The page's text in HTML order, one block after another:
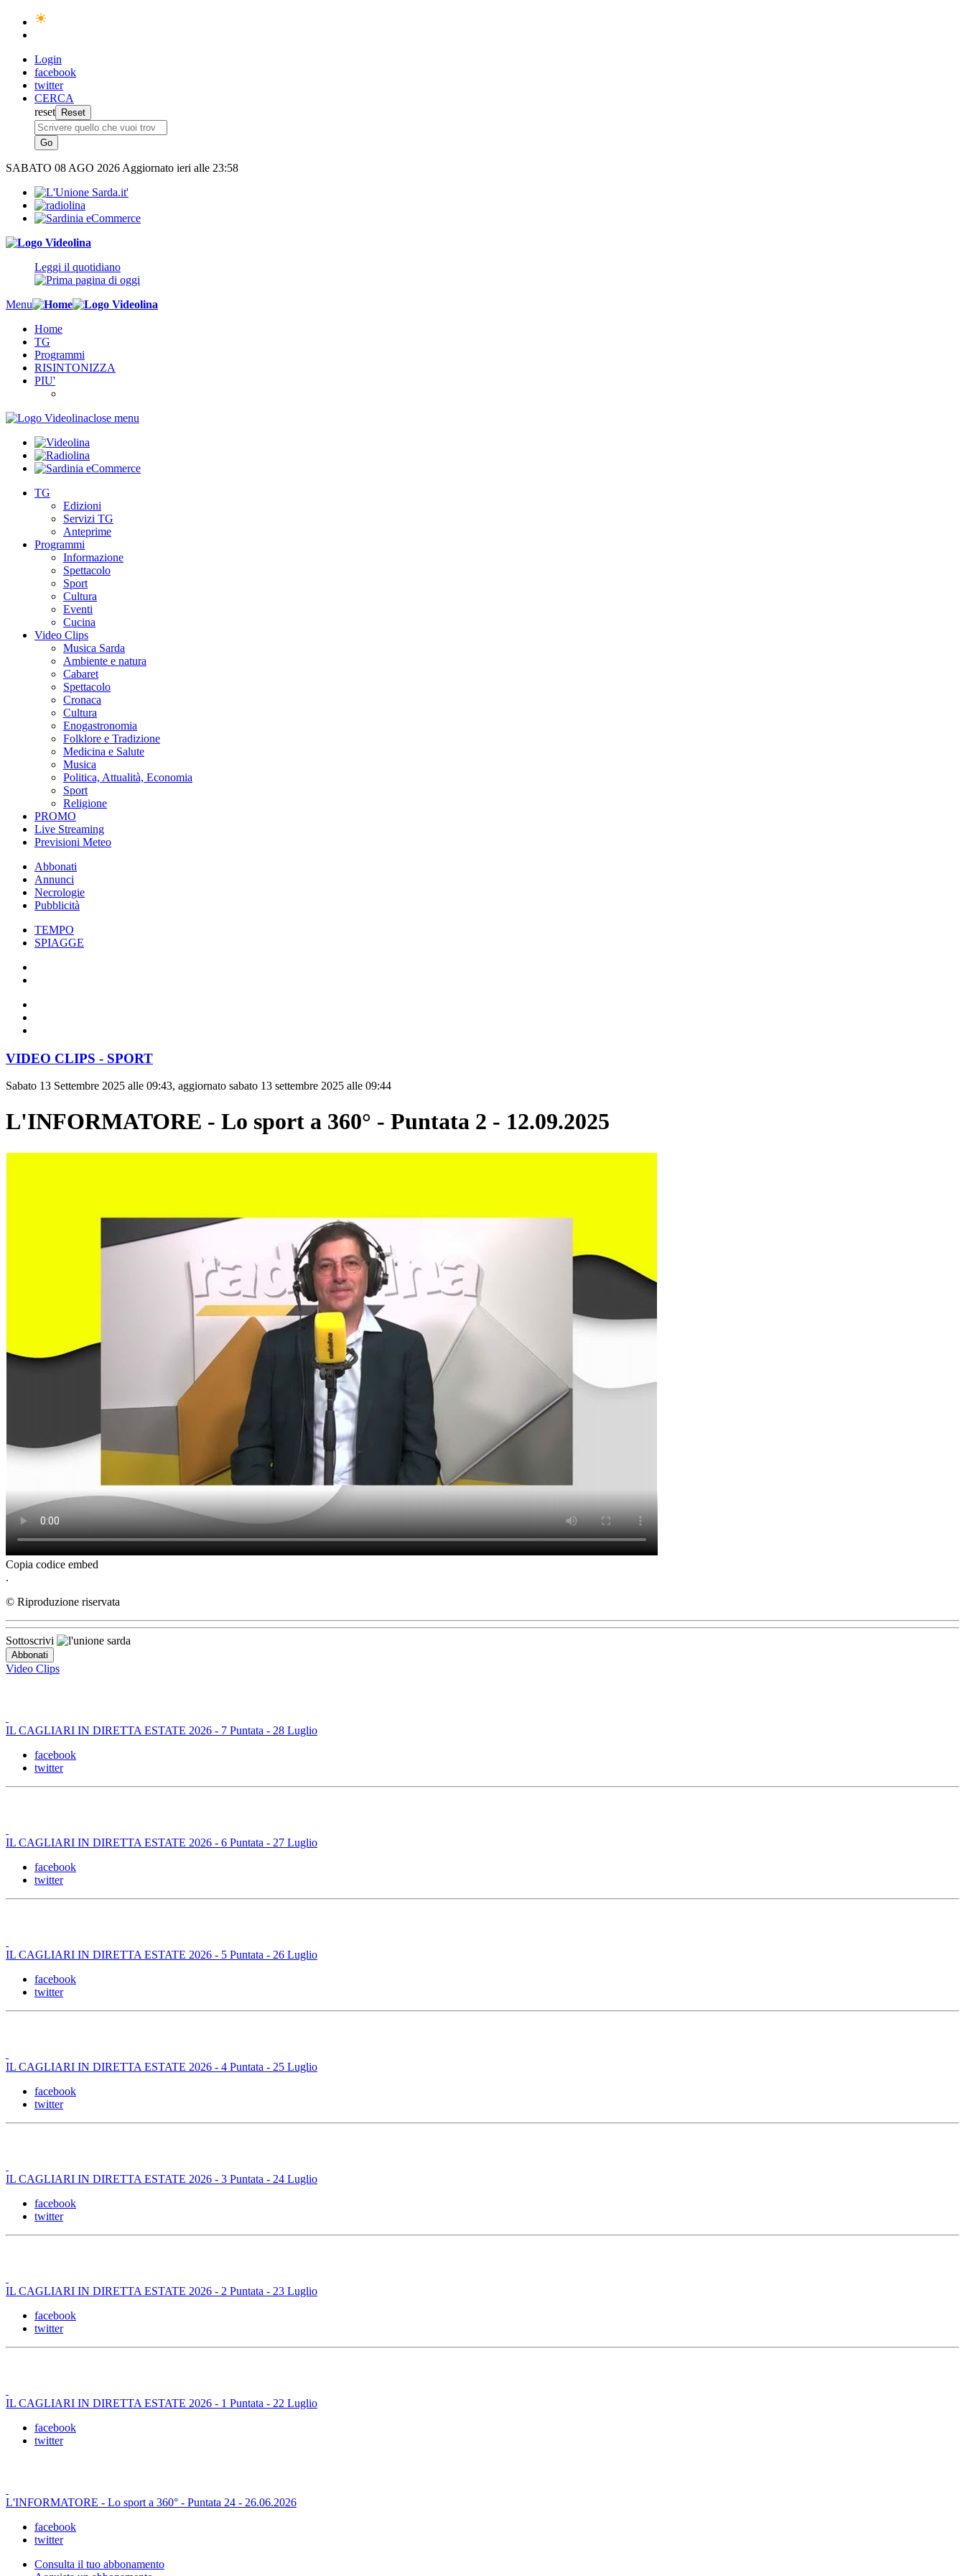
Login
facebook
twitter
CERCA
reset
SABATO 08 AGO 2026 Aggiornato ieri alle 23:58
Leggi il quotidiano
Menu
Home
TG
Programmi
RISINTONIZZA
PIU'
close menu
TG
Edizioni
Servizi TG
Anteprime
Programmi
Informazione
Spettacolo
Sport
Cultura
Eventi
Cucina
Video Clips
Musica Sarda
Ambiente e natura
Cabaret
Spettacolo
Cronaca
Cultura
Enogastronomia
Folklore e Tradizione
Medicina e Salute
Musica
Politica, Attualità, Economia
Sport
Religione
PROMO
Live Streaming
Previsioni Meteo
Abbonati
Annunci
Necrologie
Pubblicità
TEMPO
SPIAGGE
VIDEO CLIPS - SPORT
Sabato 13 Settembre 2025 alle 09:43, aggiornato sabato 13 settembre 2025 alle 09:44
L'INFORMATORE - Lo sport a 360° - Puntata 2 - 12.09.2025
Copia codice embed
.
© Riproduzione riservata
Sottoscrivi
Video Clips
IL CAGLIARI IN DIRETTA ESTATE 2026 - 7 Puntata - 28 Luglio
facebook
twitter
IL CAGLIARI IN DIRETTA ESTATE 2026 - 6 Puntata - 27 Luglio
facebook
twitter
IL CAGLIARI IN DIRETTA ESTATE 2026 - 5 Puntata - 26 Luglio
facebook
twitter
IL CAGLIARI IN DIRETTA ESTATE 2026 - 4 Puntata - 25 Luglio
facebook
twitter
IL CAGLIARI IN DIRETTA ESTATE 2026 - 3 Puntata - 24 Luglio
facebook
twitter
IL CAGLIARI IN DIRETTA ESTATE 2026 - 2 Puntata - 23 Luglio
facebook
twitter
IL CAGLIARI IN DIRETTA ESTATE 2026 - 1 Puntata - 22 Luglio
facebook
twitter
L'INFORMATORE - Lo sport a 360° - Puntata 24 - 26.06.2026
facebook
twitter
Consulta il tuo abbonamento